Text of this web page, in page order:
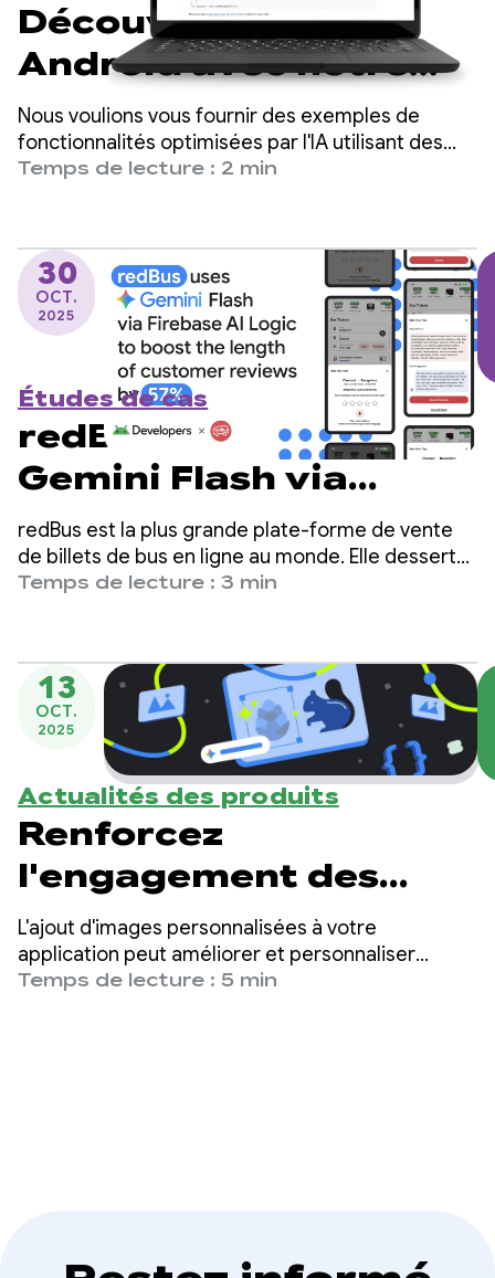
Découvrez l'IA sur
Android avec notre
application de
catalogue d'exemples
Nous voulions vous fournir des exemples de
fonctionnalités optimisées par l'IA utilisant des
modèles sur l'appareil et dans le cloud, et vous
Temps de lecture : 2 min
30
OCT.
2025
Études de cas
redBus utilise
Gemini Flash via
Firebase AI Logic pour
augmenter la
longueur des avis
redBus est la plus grande plate-forme de vente
de billets de bus en ligne au monde. Elle dessert
des millions de voyageurs en Inde, en Asie du Sud-
Temps de lecture : 3 min
13
OCT.
2025
Actualités des produits
Renforcez
l'engagement des
utilisateurs grâce à la
génération d'images
par IA
L'ajout d'images personnalisées à votre
application peut améliorer et personnaliser
considérablement l'expérience utilisateur, et
Temps de lecture : 5 min